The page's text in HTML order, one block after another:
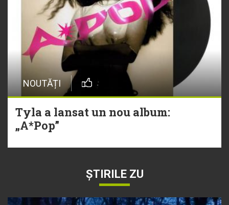
NOUTĂȚI
Tyla a lansat un nou album:
„A*Pop”
ȘTIRILE ZU